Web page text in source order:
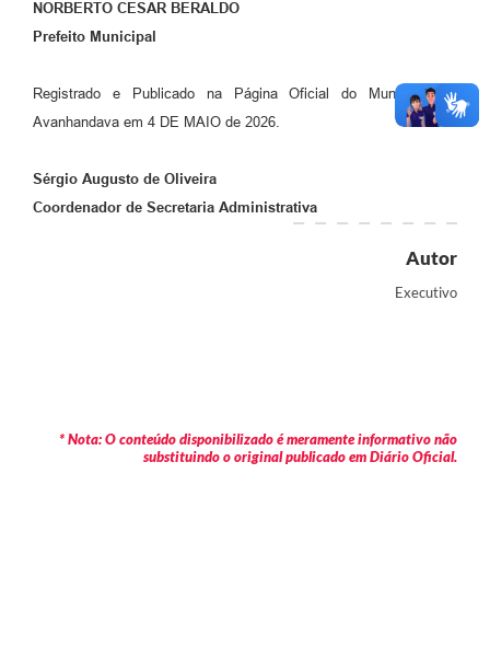
NORBERTO CESAR BERALDO
Prefeito Municipal
Registrado e Publicado na Página Oficial do Município de
Avanhandava em 4 DE MAIO de 2026.
Sérgio Augusto de Oliveira
Coordenador de Secretaria Administrativa
Autor
Executivo
* Nota: O conteúdo disponibilizado é meramente informativo não
substituindo o original publicado em Diário Oficial.